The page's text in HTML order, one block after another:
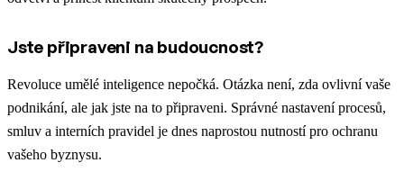
Jste připraveni na budoucnost?
Revoluce umělé inteligence nepočká. Otázka není, zda ovlivní vaše
podnikání, ale jak jste na to připraveni. Správné nastavení procesů,
smluv a interních pravidel je dnes naprostou nutností pro ochranu
vašeho byznysu.